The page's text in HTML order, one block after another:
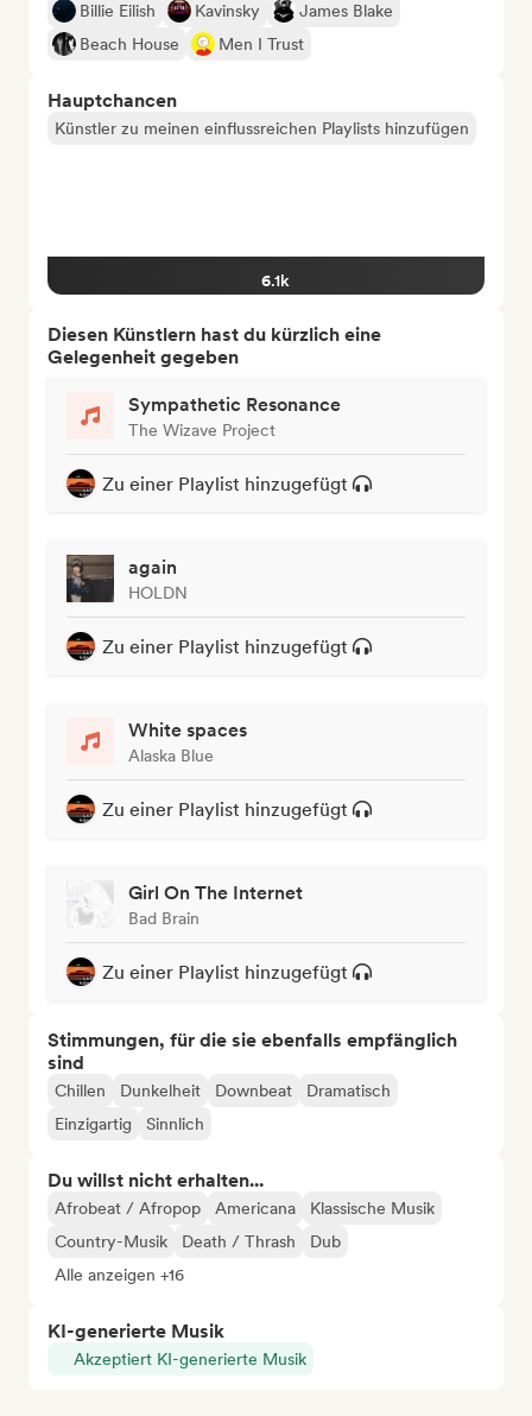
Billie Eilish
Kavinsky
James Blake
Beach House
Men I Trust
Hauptchancen
Künstler zu meinen einflussreichen Playlists hinzufügen
6.1k
Diesen Künstlern hast du kürzlich eine
Gelegenheit gegeben
Sympathetic Resonance
The Wizave Project
Zu einer Playlist hinzugefügt
again
HOLDN
Zu einer Playlist hinzugefügt
White spaces
Alaska Blue
Zu einer Playlist hinzugefügt
Girl On The Internet
Bad Brain
Zu einer Playlist hinzugefügt
Stimmungen, für die sie ebenfalls empfänglich
sind
Chillen Dunkelheit Downbeat
Dramatisch
Einzigartig
Sinnlich
Du willst nicht erhalten...
Afrobeat / Afropop Americana
Klassische Musik
Country-Musik
Death / Thrash
Dub
Alle anzeigen +16
KI-generierte Musik
Akzeptiert KI-generierte Musik